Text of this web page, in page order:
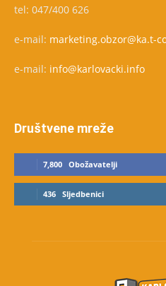
tel: 047/400 626
e-mail: marketing.obzor@ka.t-
e-mail: info@karlovacki.info
Društvene mreže
7,800 Obožavatelji
436 Sljedbenici